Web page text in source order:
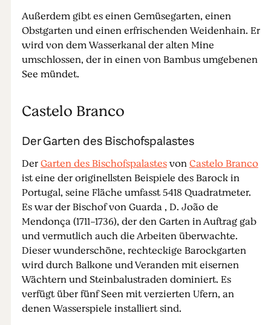
Außerdem gibt es einen Gemüsegarten, einen
Obstgarten und einen erfrischenden Weidenhain. Er
wird von dem Wasserkanal der alten Mine
umschlossen, der in einen von Bambus umgebenen
See mündet.
Castelo Branco
Der Garten des Bischofspalastes
DerGarten des BischofspalastesvonCastelo Branco
ist eine der originellsten Beispiele des Barock in
Portugal, seine Fläche umfasst 5418 Quadratmeter.
Es war der Bischof von Guarda , D. João de
Mendonça (1711-1736), der den Garten in Auftrag gab
und vermutlich auch die Arbeiten überwachte.
Dieser wunderschöne, rechteckige Barockgarten
wird durch Balkone und Veranden mit eisernen
Wächtern und Steinbalustraden dominiert. Es
verfügt über fünf Seen mit verzierten Ufern, an
denen Wasserspiele installiert sind.